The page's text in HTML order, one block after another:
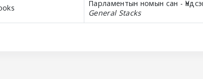
Парламентын номын сан -
General Stacks